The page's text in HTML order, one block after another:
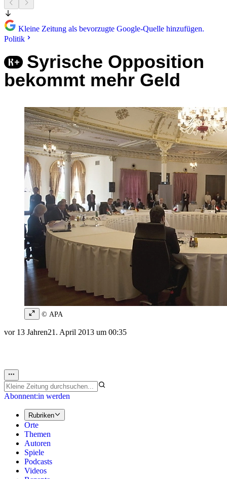
Kleine Zeitung als bevorzugte Google-Quelle hinzufügen.
Politik
Syrische Opposition
bekommt mehr Geld
© APA
vor 13 Jahren21. April 2013 um 00:35
Abonnent:in werden
Rubriken
Orte
Themen
Autoren
Spiele
Podcasts
Videos